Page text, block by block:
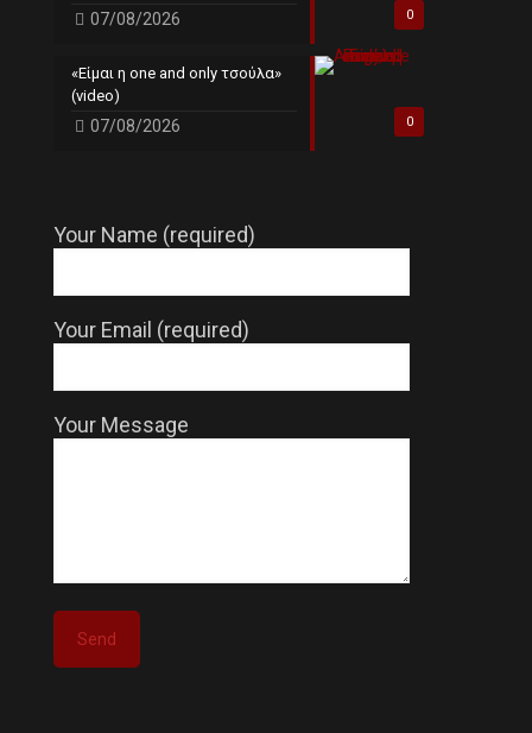
0
07/08/2026
0
«Είμαι η one and only τσούλα»
(video)
07/08/2026
Your Name (required)
Your Email (required)
Your Message